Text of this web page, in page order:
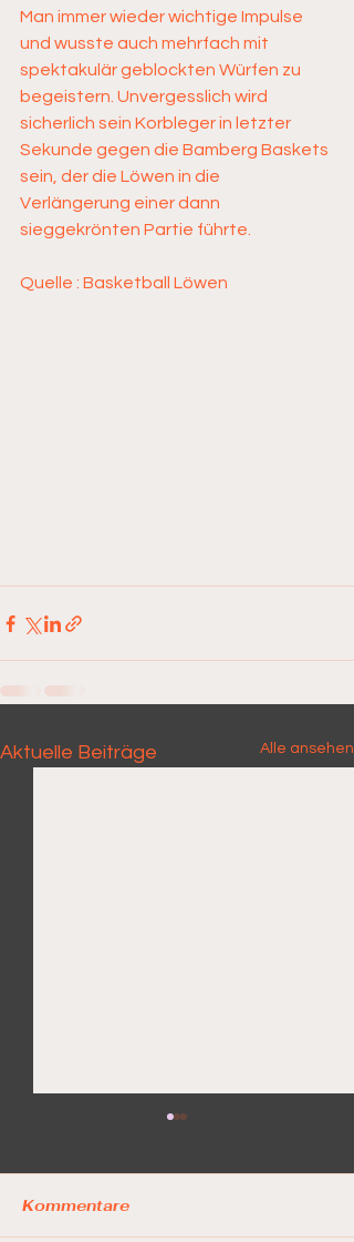
Man immer wieder wichtige Impulse
und wusste auch mehrfach mit
spektakulär geblockten Würfen zu
begeistern. Unvergesslich wird
sicherlich sein Korbleger in letzter
Sekunde gegen die Bamberg Baskets
sein, der die Löwen in die
Verlängerung einer dann
sieggekrönten Partie führte.
Quelle : Basketball Löwen
Aktuelle Beiträge Alle ansehen
Kommentare